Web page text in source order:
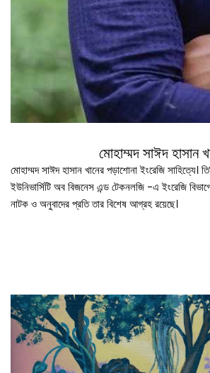
মোহাম্মদ সাঈদ হাসান
মোহাম্মদ সাঈদ হাসান খানের পড়াশোনা ইংরেজি সাহিত্যে।
ইউনিভার্সিটি অব বিজনেস এন্ড টেকনলজি -এ ইংরেজি
নাটক ও অনুবাদের প্রতি তার বিশেষ আগ্রহ রয়েছে।